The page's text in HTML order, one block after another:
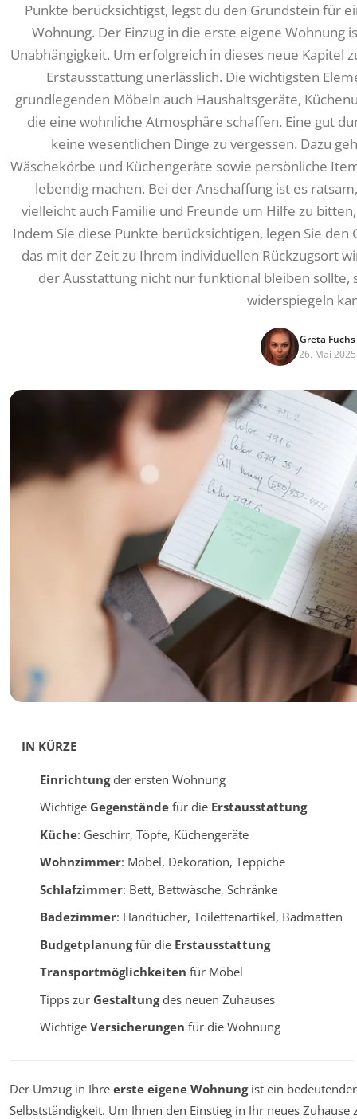
Punkte berücksichtigst, legst du den Grundstein für
Wohnung. Der Einzug in die erste eigene Wohnung
Unabhängigkeit. Um erfolgreich in dieses neue Kapitel
Erstausstattung unerlässlich. Die wichtigsten
grundlegenden Möbeln auch Haushaltsgeräte,
die eine wohnliche Atmosphäre schaffen. Eine gut
keine wesentlichen Dinge zu vergessen. Dazu
Wäschekörbe und Küchengeräte sowie persönliche
lebendig machen. Bei der Anschaffung ist es
vielleicht auch Familie und Freunde um Hilfe zu
Indem Sie diese Punkte berücksichtigen, legen Sie
das mit der Zeit zu Ihrem individuellen Rückzugsort
der Ausstattung nicht nur funktional bleiben sollte,
widerspiegeln
Greta Fuchs
26. Mai 2025
IN KÜRZE
Einrichtungder ersten Wohnung
Wichtige Gegenständefür die Erstausstattung
Küche: Geschirr, Töpfe, Küchengeräte
Wohnzimmer: Möbel, Dekoration, Teppiche
Schlafzimmer: Bett, Bettwäsche, Schränke
Badezimmer: Handtücher, Toilettenartikel, Badmatten
Budgetplanungfür die Erstausstattung
Transportmöglichkeiten für Möbel
Tipps zur Gestaltungdes neuen Zuhauses
Wichtige Versicherungen für die Wohnung
Der Umzug in Ihre erste eigene Wohnungist ein
Selbstständigkeit. Um Ihnen den Einstieg in Ihr neues